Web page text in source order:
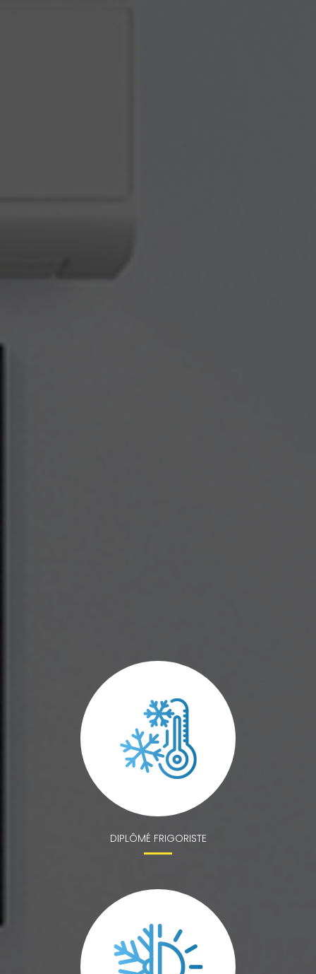
DIPLÔMÉ FRIGORISTE